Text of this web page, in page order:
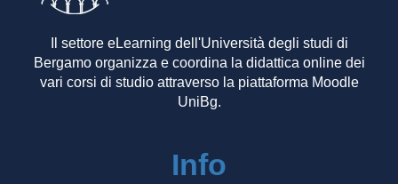
Il settore eLearning dell'Università degli studi di
Bergamo organizza e coordina la didattica online dei
vari corsi di studio attraverso la piattaforma Moodle
UniBg.
Info